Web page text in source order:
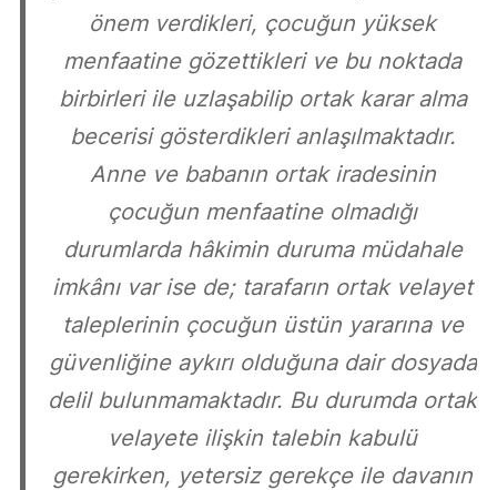
önem verdikleri, çocuğun yüksek
menfaatine gözettikleri ve bu noktada
birbirleri ile uzlaşabilip ortak karar alma
becerisi gösterdikleri anlaşılmaktadır.
Anne ve babanın ortak iradesinin
çocuğun menfaatine olmadığı
durumlarda hâkimin duruma müdahale
imkânı var ise de; tarafarın ortak velayet
taleplerinin çocuğun üstün yararına ve
güvenliğine aykırı olduğuna dair dosyada
delil bulunmamaktadır. Bu durumda ortak
velayete ilişkin talebin kabulü
gerekirken, yetersiz gerekçe ile davanın